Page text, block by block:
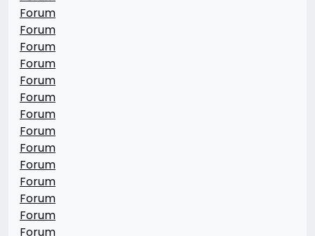
Forum
Forum
Forum
Forum
Forum
Forum
Forum
Forum
Forum
Forum
Forum
Forum
Forum
Forum